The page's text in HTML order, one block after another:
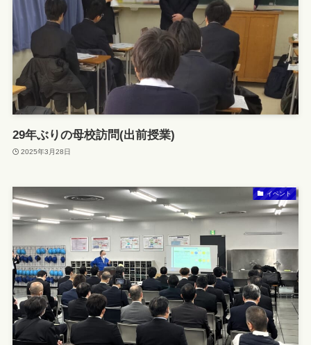
29年ぶりの母校訪問(出前授業)
2025年3月28日
イベント